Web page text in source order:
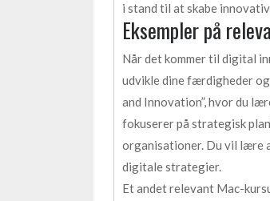
i stand til at skabe
Eksempler på
Når det kommer til digital
udvikle dine færdigheder
and Innovation”, hvor du
fokuserer på strategisk
organisationer. Du vil lære
digitale strategier.
Et andet relevant Mac-